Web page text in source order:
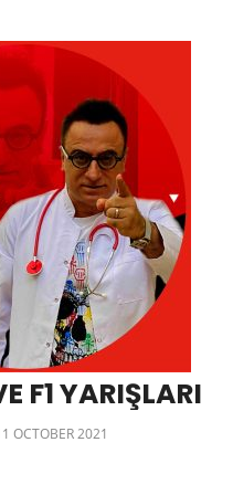
F1 YARIŞLARI
OCTOBER 2021